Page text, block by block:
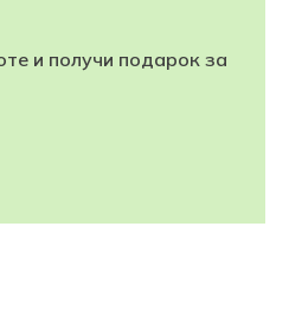
и получи подарок за